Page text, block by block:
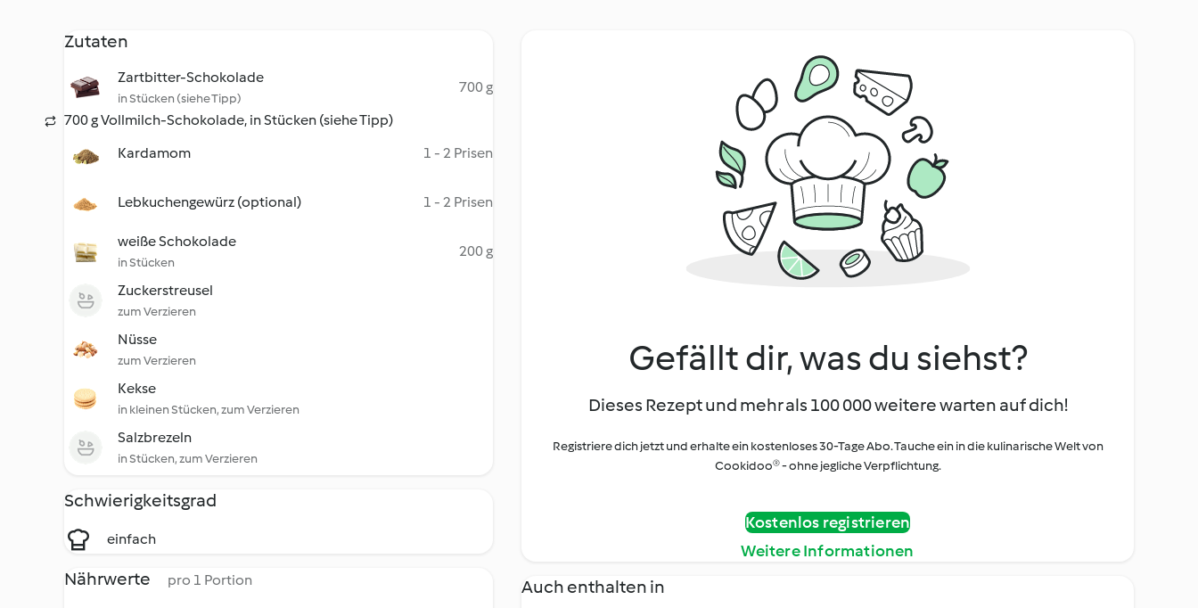
Zutaten
Zartbitter-Schokolade
in Stücken (siehe Tipp)
700 g
700 g Vollmilch-Schokolade, in Stücken (siehe Tipp)
Kardamom
1 - 2 Prisen
Lebkuchengewürz (optional) 1 - 2 Prisen
weiße Schokolade
in Stücken
200 g
Zuckerstreusel
zum Verzieren
Nüsse
zum Verzieren
Kekse
in kleinen Stücken, zum Verzieren
Salzbrezeln
in Stücken, zum Verzieren
Schwierigkeitsgrad
einfach
Nährwerte pro 1 Portion
Gefällt dir, was du siehst?
Dieses Rezept und mehr als 100 000 weitere warten auf dich!
Registriere dich jetzt und erhalte ein kostenloses 30-Tage Abo. Tauche ein in die kulinarische Welt von
Cookidoo® - ohne jegliche Verpflichtung.
Kostenlos registrieren
Weitere Informationen
Auch enthalten in